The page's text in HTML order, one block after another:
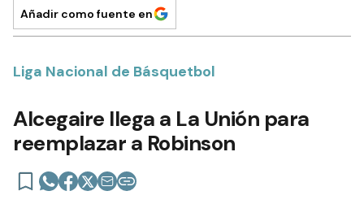
Añadir como fuente en
Liga Nacional de Básquetbol
Alcegaire llega a La Unión para
reemplazar a Robinson